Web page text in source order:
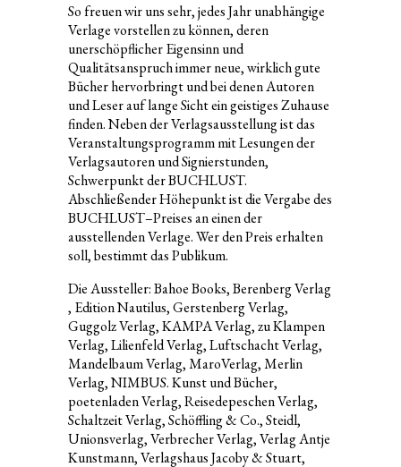
So freuen wir uns sehr, jedes Jahr unabhängige
Verlage vorstellen zu können, deren
unerschöpflicher Eigensinn und
Qualitätsanspruch immer neue, wirklich gute
Bücher hervorbringt und bei denen Autoren
und Leser auf lange Sicht ein geistiges Zuhause
finden. Neben der Verlagsausstellung ist das
Veranstaltungsprogramm mit Lesungen der
Verlagsautoren und Signierstunden,
Schwerpunkt der BUCHLUST.
Abschließender Höhepunkt ist die Vergabe des
BUCHLUST–Preises an einen der
ausstellenden Verlage. Wer den Preis erhalten
soll, bestimmt das Publikum.
Die Aussteller: Bahoe Books, Berenberg Verlag
, Edition Nautilus, Gerstenberg Verlag,
Guggolz Verlag, KAMPA Verlag, zu Klampen
Verlag, Lilienfeld Verlag, Luftschacht Verlag,
Mandelbaum Verlag, MaroVerlag, Merlin
Verlag, NIMBUS. Kunst und Bücher,
poetenladen Verlag, Reisedepeschen Verlag,
Schaltzeit Verlag, Schöffling & Co., Steidl,
Unionsverlag, Verbrecher Verlag, Verlag Antje
Kunstmann, Verlagshaus Jacoby & Stuart,